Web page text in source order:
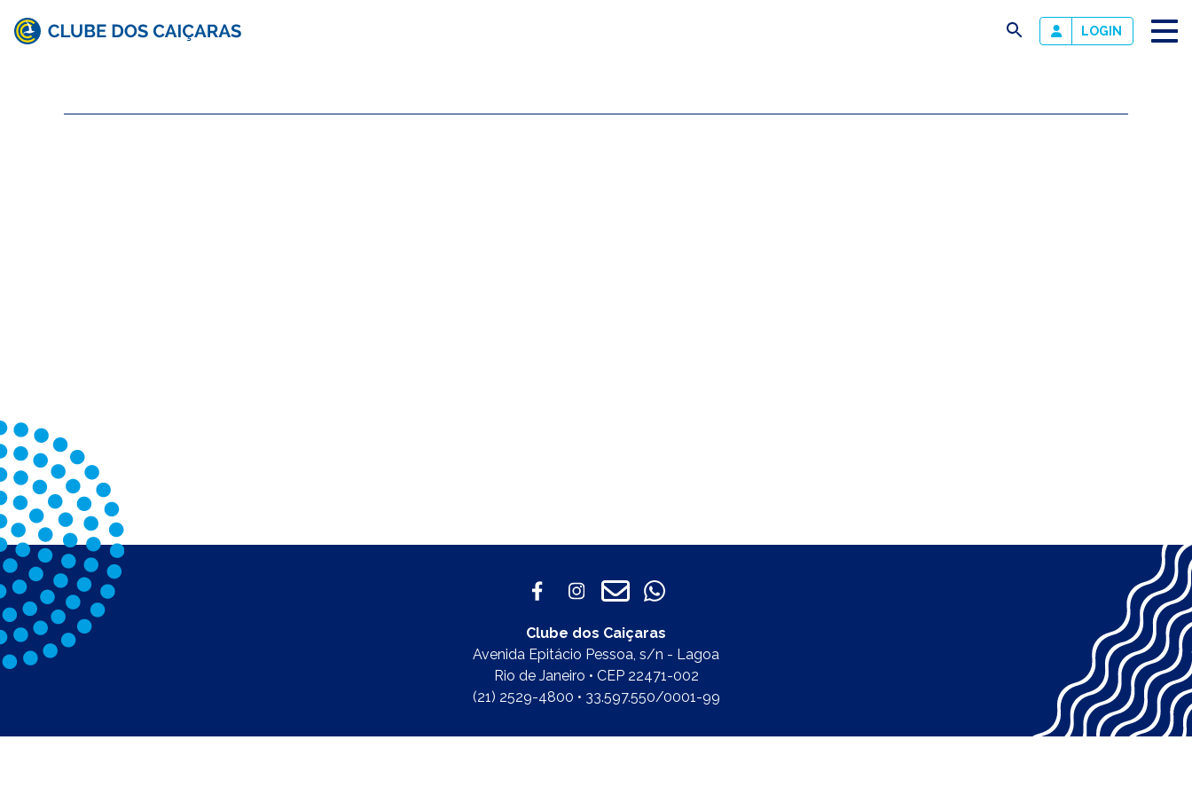
Caiçaras
busca LOGIN
Clube dos Caiçaras
Avenida Epitácio Pessoa, s/n - Lagoa
Rio de Janeiro • CEP 22471-002
(21) 2529-4800 • 33.597.550/0001-99